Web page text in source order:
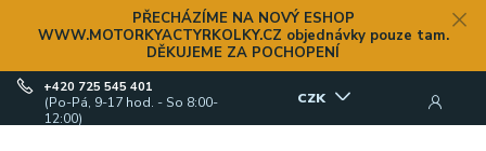
PŘECHÁZÍME NA NOVÝ ESHOP
WWW.MOTORKYACTYRKOLKY.CZ objednávky pouze tam.
DĚKUJEME ZA POCHOPENÍ
CZK
+420 725 545 401
(Po-Pá, 9-17 hod. - So 8:00-
12:00)